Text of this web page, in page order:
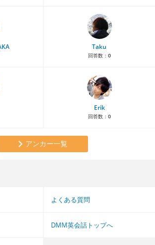
Taku
回答数： 0
Erik
回答数： 0
アンカー一覧
よくある質問
DMM英会話トップへ